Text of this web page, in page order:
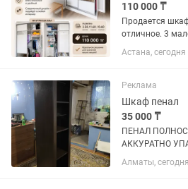
110 000 ₸
Продается
отличное. 3
ящиков внутри.
вешалок. Размеры: 2.50 / 1.60 / 0.60
Астана, сегодня
Реклама
Шкаф пенал
35 000 ₸
ПЕНАЛ
АККУРАТНО
СОСТАВИТ ТРУДА. В продаже
пенал. 5 полок. Состояние отличное.
Алматы, сегодня